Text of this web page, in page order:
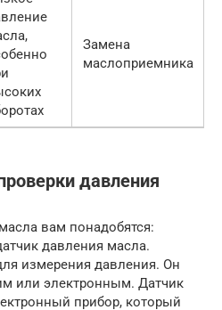
Замена
маслоприемника
давления
вам понадобятся:
давления масла.
измерения давления. Он
или электронным. Датчик
прибор, который